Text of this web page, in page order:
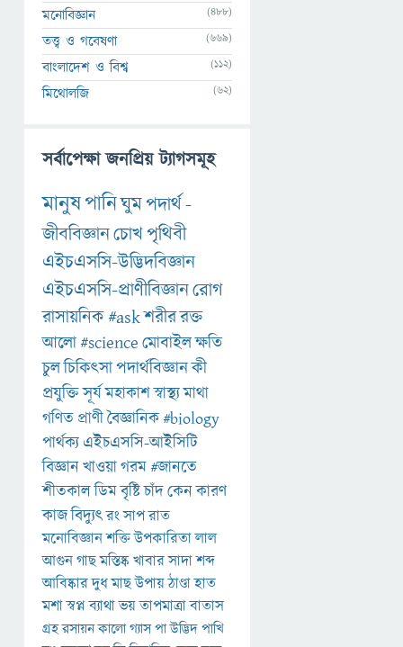
মনোবিজ্ঞান (488)
তত্ত্ব ও গবেষণা (669)
বাংলাদেশ ও বিশ্ব (112)
মিথোলজি (62)
সর্বাপেক্ষা জনপ্রিয় ট্যাগসমূহ
মানুষপানিঘুমপদার্থ-
জীববিজ্ঞানচোখপৃথিবী
এইচএসসি-উদ্ভিদবিজ্ঞান
এইচএসসি-প্রাণীবিজ্ঞানরোগ
রাসায়নিক#askশরীররক্ত
আলো#scienceমোবাইলক্ষতি
চুলচিকিৎসাপদার্থবিজ্ঞানকী
প্রযুক্তিসূর্যমহাকাশস্বাস্থ্যমাথা
গণিত প্রাণীবৈজ্ঞানিক#biology
পার্থক্য এইচএসসি-আইসিটি
বিজ্ঞানখাওয়াগরম#জানতে
শীতকালডিমবৃষ্টিচাঁদকেনকারণ
কাজবিদ্যুৎরংসাপরাত
মনোবিজ্ঞানশক্তিউপকারিতালাল
আগুনগাছমস্তিষ্কখাবারসাদাশব্দ
আবিষ্কারদুধমাছউপায়ঠাণ্ডাহাত
মশাস্বপ্নব্যাথাভয়তাপমাত্রাবাতাস
গ্রহরসায়নকালোগ্যাসপাউদ্ভিদপাখি